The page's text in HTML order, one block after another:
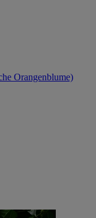
Orangenblume)